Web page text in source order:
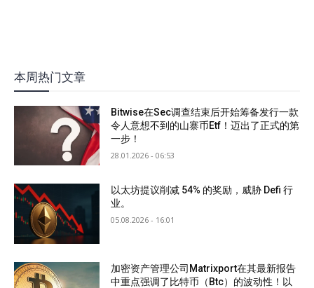
本周热门文章
Bitwise在Sec调查结束后开始筹备发行一款
令人意想不到的山寨币Etf！迈出了正式的第
一步！
28.01.2026 - 06:53
以太坊提议削减 54% 的奖励，威胁 Defi 行
业。
05.08.2026 - 16:01
加密资产管理公司Matrixport在其最新报告
中重点强调了比特币（Btc）的波动性！以